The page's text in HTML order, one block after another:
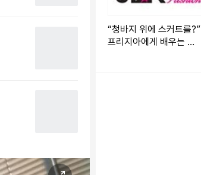
“청바지 위에 스커트를?”
프리지아에게 배우는 역